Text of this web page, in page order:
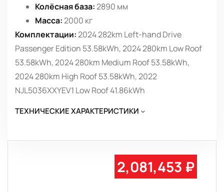
Колёсная база:2890 мм
Масса:2000 кг
Комплектации:2024 282km Left-hand Drive
Passenger Edition 53.58kWh, 2024 280km Low Roof
53.58kWh, 2024 280km Medium Roof 53.58kWh,
2024 280km High Roof 53.58kWh, 2022
NJL5036XXYEV1 Low Roof 41.86kWh
ТЕХНИЧЕСКИЕ ХАРАКТЕРИСТИКИ
2,081,453 ₽